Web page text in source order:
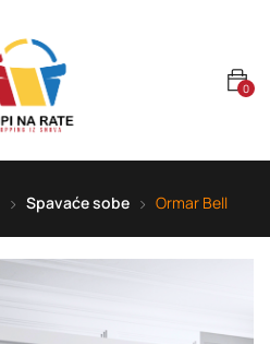
0
Spavaće sobe Ormar Bell